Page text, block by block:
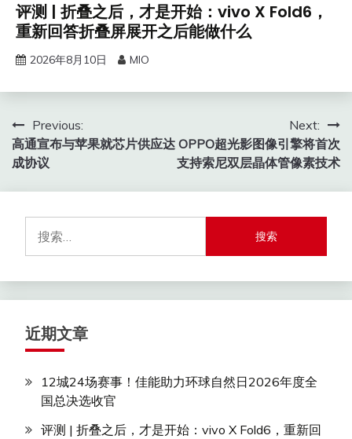
评测 | 折叠之后，才是开始：vivo X Fold6，
重新回答折叠屏展开之后能做什么
2026年8月10日 MIO
文
章
导
航
Previous:
高通宣布与苹果就芯片供应达
成协议
Next:
OPPO超光影图像引擎将首次
支持索尼双层晶体管像素技术
索：
近期文章
12城24场赛事！佳能助力环球自然日2026年度全
国总决选收官
评测 | 折叠之后，才是开始：vivo X Fold6，重新回